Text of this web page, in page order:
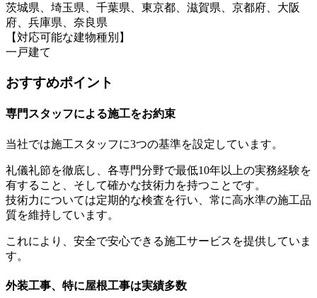
茨城県、埼玉県、千葉県、東京都、滋賀県、京都府、大阪
府、兵庫県、奈良県
【対応可能な建物種別】
一戸建て
おすすめポイント
専門スタッフによる施工をお約束
当社では施工スタッフに3つの基準を設定しています。
礼儀礼節を徹底し、各専門分野で最低10年以上の実務経験を
有すること、そして確かな技術力を持つことです。
技術力については定期的な検査を行い、常に高水準の施工品
質を維持しています。
これにより、安全で安心できる施工サービスを提供していま
す。
外装工事、特に屋根工事は実績多数